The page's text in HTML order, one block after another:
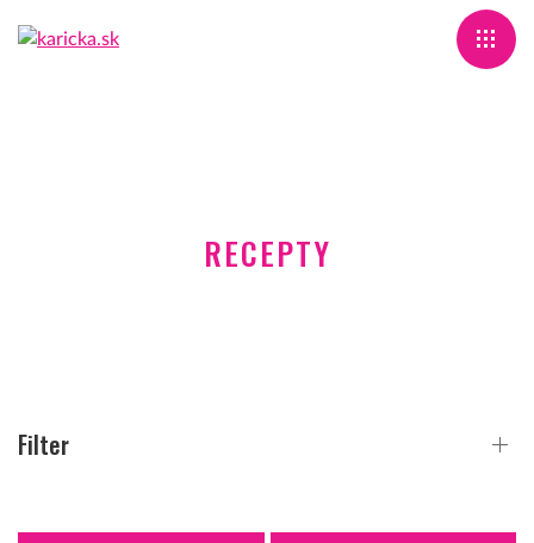
RECEPTY
Filter